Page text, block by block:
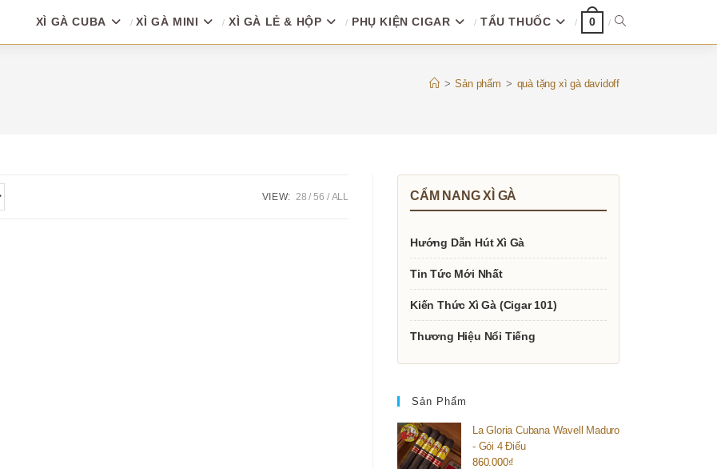
XÌ GÀ CUBA XÌ GÀ MINI XÌ GÀ LẺ & HỘP PHỤ KIỆN CIGAR TẨU THUỐC 0 TOGGLE
> Sản phẩm > quà tặng xì gà davidoff
VIEW: 28 56 ALL CẨM NANG XÌ GÀ
Hướng Dẫn Hút Xì Gà
Tin Tức Mới Nhất
Kiến Thức Xì Gà (Cigar 101)
Thương Hiệu Nổi Tiếng
Sản Phẩm
La Gloria Cubana Wavell Maduro
- Gói 4 Điếu
860.000₫